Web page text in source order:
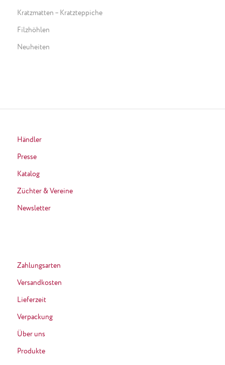
Kratzmatten – Kratzteppiche
Filzhöhlen
Neuheiten
Händler
Presse
Katalog
Züchter & Vereine
Newsletter
Zahlungsarten
Versandkosten
Lieferzeit
Verpackung
Über uns
Produkte